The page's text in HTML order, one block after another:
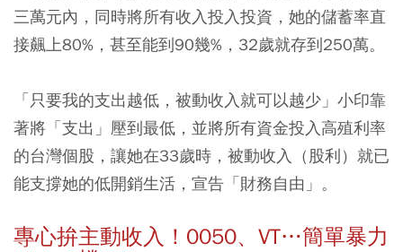
三萬元內，同時將所有收入投入投資，她的儲蓄率直
接飆上80%，甚至能到90幾%，32歲就存到250萬。
「只要我的支出越低，被動收入就可以越少」小印靠
著將「支出」壓到最低，並將所有資金投入高殖利率
的台灣個股，讓她在33歲時，被動收入（股利）就已
能支撐她的低開銷生活，宣告「財務自由」。
專心拚主動收入！0050、VT…簡單暴力